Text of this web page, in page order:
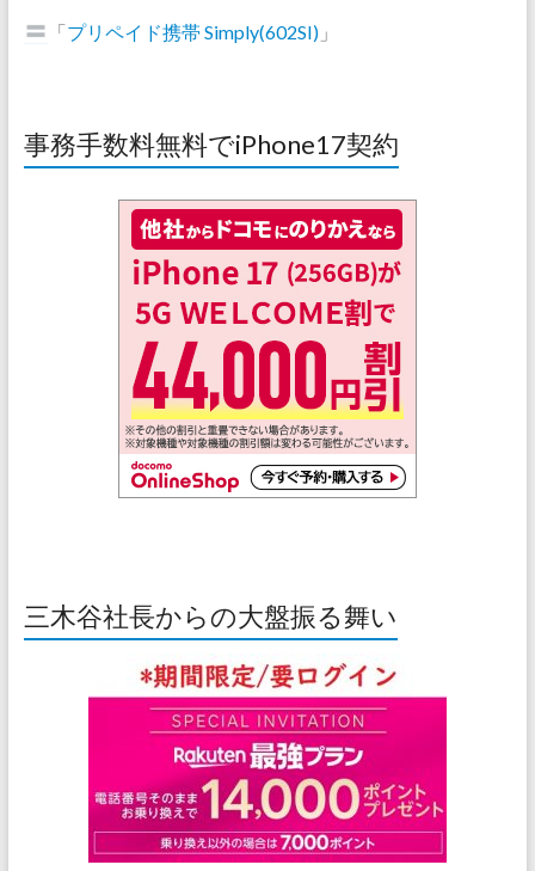
「プリペイド携帯 Simply(602SI)」
事務手数料無料でiPhone17契約
三木谷社長からの大盤振る舞い